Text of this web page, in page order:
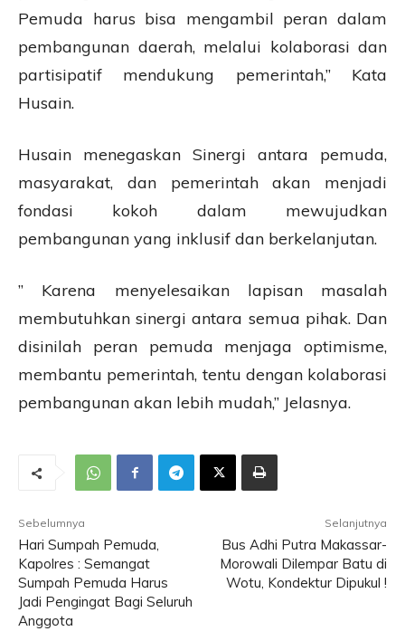
Pemuda harus bisa mengambil peran dalam
pembangunan daerah, melalui kolaborasi dan
partisipatif mendukung pemerintah,” Kata
Husain.
Husain menegaskan Sinergi antara pemuda,
masyarakat, dan pemerintah akan menjadi
fondasi kokoh dalam mewujudkan
pembangunan yang inklusif dan berkelanjutan.
” Karena menyelesaikan lapisan masalah
membutuhkan sinergi antara semua pihak. Dan
disinilah peran pemuda menjaga optimisme,
membantu pemerintah, tentu dengan kolaborasi
pembangunan akan lebih mudah,” Jelasnya.
Sebelumnya
Hari Sumpah Pemuda,
Kapolres : Semangat
Sumpah Pemuda Harus
Jadi Pengingat Bagi Seluruh
Anggota
Selanjutnya
Bus Adhi Putra Makassar-
Morowali Dilempar Batu di
Wotu, Kondektur Dipukul !